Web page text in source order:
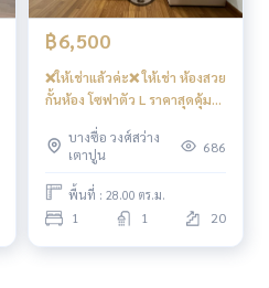
฿6,500
❌ให้เช่าแล้วค่ะ❌ ให้เช่า ห้องสวย
กั้นห้อง โซฟาตัว L ราคาสุดคุ้ม
เช่า 6,500 บาท
บางซื่อ วงศ์สว่าง
เตาปูน
686
พื้นที่ : 28.00 ตร.ม.
1 1 20